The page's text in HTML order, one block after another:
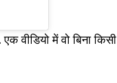
वीडियो में वो बिना किसी